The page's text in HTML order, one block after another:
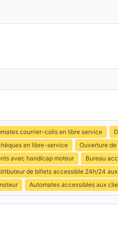
courrier-colis en libre service
en libre-service Ouverture
avec handicap moteur
Bureau
de billets accessible 24h/24
Automates accessibles aux